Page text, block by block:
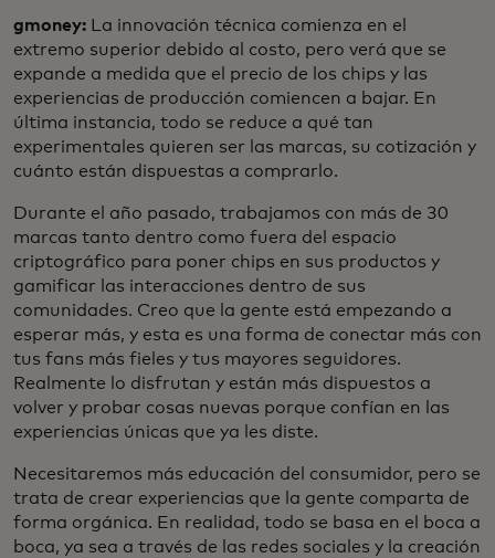
gmoney:
La innovación técnica comienza en el
extremo superior debido al costo, pero verá que se
expande a medida que el precio de los chips y las
experiencias de producción comiencen a bajar. En
última instancia, todo se reduce a qué tan
experimentales quieren ser las marcas, su cotización y
cuánto están dispuestas a comprarlo.
Durante el año pasado, trabajamos con más de 30
marcas tanto dentro como fuera del espacio
criptográfico para poner chips en sus productos y
gamificar las interacciones dentro de sus
comunidades. Creo que la gente está empezando a
esperar más, y esta es una forma de conectar más con
tus fans más fieles y tus mayores seguidores.
Realmente lo disfrutan y están más dispuestos a
volver y probar cosas nuevas porque confían en las
experiencias únicas que ya les diste.
Necesitaremos más educación del consumidor, pero se
trata de crear experiencias que la gente comparta de
forma orgánica. En realidad, todo se basa en el boca a
boca, ya sea a través de las redes sociales y la creación